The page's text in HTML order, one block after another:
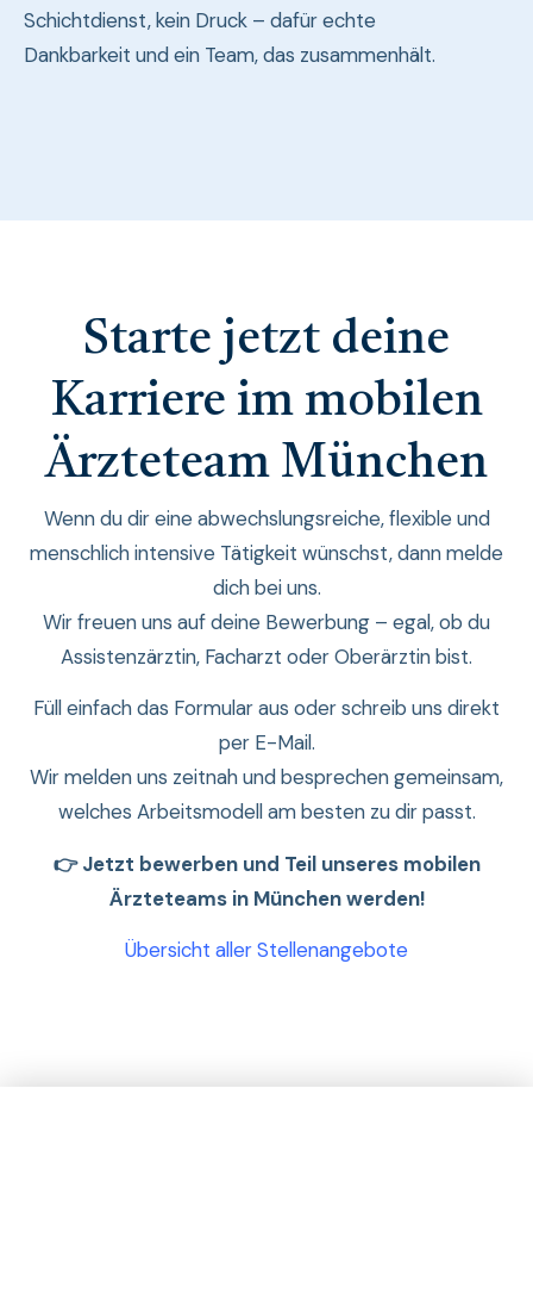
Schichtdienst, kein Druck – dafür echte
Dankbarkeit und ein Team, das zusammenhält.
Starte jetzt deine
Karriere im mobilen
Ärzteteam München
Wenn du dir eine abwechslungsreiche, flexible und
menschlich intensive Tätigkeit wünschst, dann melde
dich bei uns.
Wir freuen uns auf deine Bewerbung – egal, ob du
Assistenzärztin, Facharzt oder Oberärztin bist.
Füll einfach das Formular aus oder schreib uns direkt
per E-Mail.
Wir melden uns zeitnah und besprechen gemeinsam,
welches Arbeitsmodell am besten zu dir passt.
👉 Jetzt bewerben und Teil unseres mobilen
Ärzteteams in München werden!
Übersicht aller Stellenangebote